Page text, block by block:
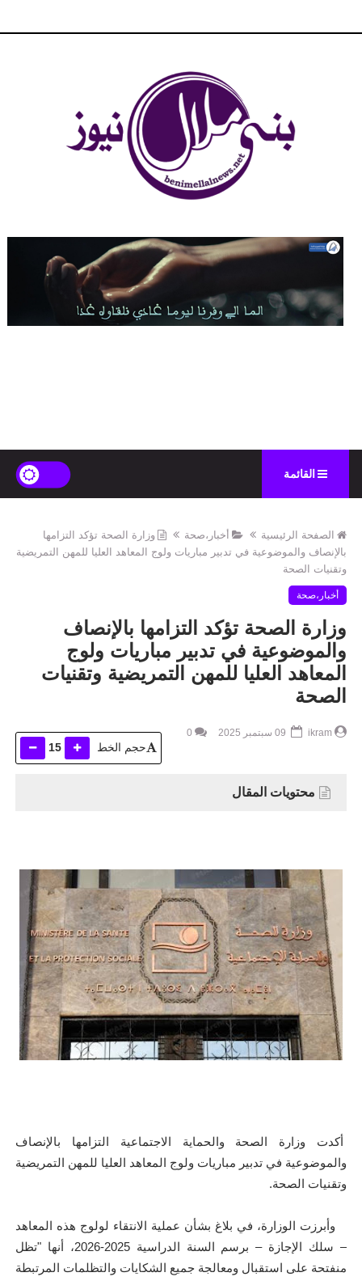
القائمة
الصفحة الرئيسية أخبار،صحة
وزارة الصحة تؤكد التزامها
بالإنصاف والموضوعية في تدبير مباريات ولوج المعاهد العليا للمهن التمريضية
وتقنيات الصحة
أخبار،صحة
وزارة الصحة تؤكد التزامها بالإنصاف
والموضوعية في تدبير مباريات ولوج
المعاهد العليا للمهن التمريضية وتقنيات
الصحة
ikram
0
حجم الخط 15
محتويات المقال
أكدت وزارة الصحة والحماية الاجتماعية التزامها بالإنصاف
والموضوعية في تدبير مباريات ولوج المعاهد العليا للمهن التمريضية
وتقنيات الصحة.
وأبرزت الوزارة، في بلاغ بشأن عملية الانتقاء لولوج هذه المعاهد
– سلك الإجازة – برسم السنة الدراسية 2025-2026، أنها "تظل
منفتحة على استقبال ومعالجة جميع الشكايات والتظلمات المرتبطة